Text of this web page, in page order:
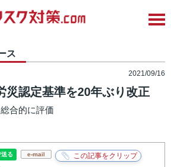
ス
2021/09/16
災認定基準を20年ぶり改正
合的に評価
e-mail